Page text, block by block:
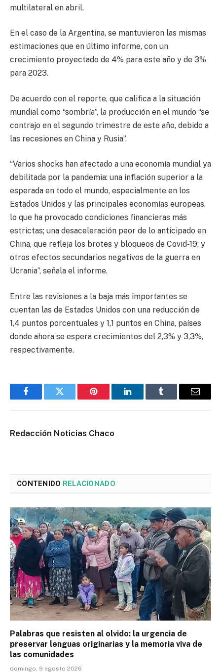
multilateral en abril.
En el caso de la Argentina, se mantuvieron las mismas
estimaciones que en último informe, con un
crecimiento proyectado de 4% para este año y de 3%
para 2023.
De acuerdo con el reporte, que califica a la situación
mundial como “sombría”, la producción en el mundo “se
contrajo en el segundo trimestre de este año, debido a
las recesiones en China y Rusia”.
“Varios shocks han afectado a una economía mundial ya
debilitada por la pandemia: una inflación superior a la
esperada en todo el mundo, especialmente en los
Estados Unidos y las principales economías europeas,
lo que ha provocado condiciones financieras más
estrictas; una desaceleración peor de lo anticipado en
China, que refleja los brotes y bloqueos de Covid-19; y
otros efectos secundarios negativos de la guerra en
Ucrania”, señala el informe.
Entre las revisiones a la baja más importantes se
cuentan las de Estados Unidos con una reducción de
1,4 puntos porcentuales y 1,1 puntos en China, países
donde ahora se espera crecimientos del 2,3% y 3,3%,
respectivamente.
FacebookTwitter Pinterest LinkedInTumblr Email
Redacción Noticias Chaco
CONTENIDO RELACIONADO
Palabras que resisten al olvido: la urgencia de
preservar lenguas originarias y la memoria viva de
las comunidades
domingo, 9 agosto 2026